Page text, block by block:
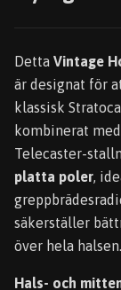
Detta Vintage
är designat för
klassisk
kombinerat
Telecaster-
platta poler,
säkerställer
över hela halsen.
Hals- och